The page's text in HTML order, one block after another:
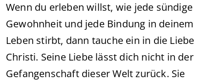
Wenn du erleben willst, wie jede sündige
Gewohnheit und jede Bindung in deinem
Leben stirbt, dann tauche ein in die Liebe
Christi. Seine Liebe lässt dich nicht in der
Gefangenschaft dieser Welt zurück. Sie